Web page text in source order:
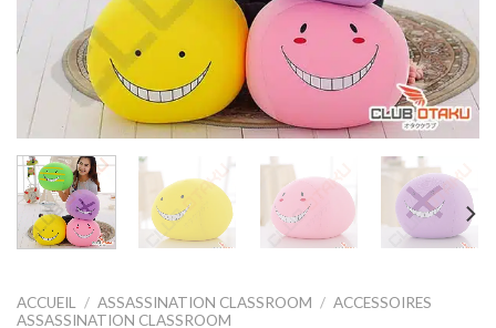
ACCUEIL / ASSASSINATION CLASSROOM / ACCESSOIRES
ASSASSINATION CLASSROOM